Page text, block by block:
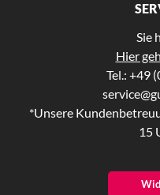
Sie
Hier
Tel.: +49
*Unsere
15